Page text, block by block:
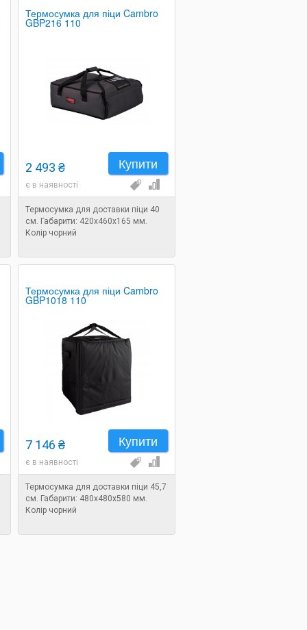
Термосумка для піци Cambro
GBP216 110
Купити
2 493 ₴
є в наявності
Термосумка для доставки піци 40
см. Габарити: 420х460х165 мм.
Колір чорний
Термосумка для піци Cambro
GBP1018 110
Купити
7 146 ₴
є в наявності
Термосумка для доставки піци 45,7
см. Габарити: 480х480х580 мм.
Колір чорний